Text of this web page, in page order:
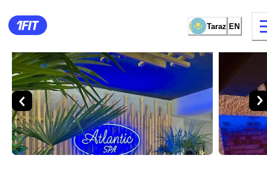
Taraz EN
11 types of classes Female
Atlantic spa — Sauna Taraz